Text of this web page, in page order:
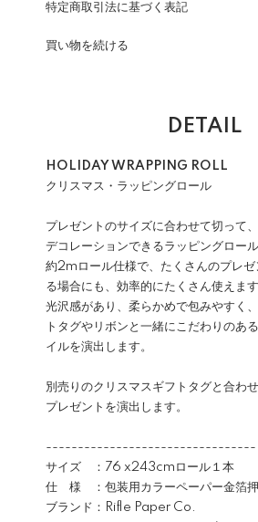
特定商取引法に基づく表記
買い物を続ける
DETAIL
HOLIDAY WRAPPING ROLL
クリスマス・ラッピングロール
プレゼントのサイズに合わせて切って
デコレーションできるラッピングロール
約2mロール仕様で、たくさんのプレゼ
る場合にも、効率的にたくさん使えま
光沢感があり、柔らかめで包みやすく
トタグやリボンと一緒にこだわりのあ
イルを演出します。
別売りのクリスマスギフトタグと合わ
プレゼントを演出します。
---------------------------------
サイズ ：76 x243cmロール１本
仕 様 ：包装用カラーペーパー金箔押
ブランド：Rifle Paper Co.